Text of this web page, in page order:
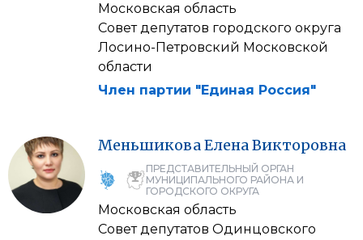
Московская область
Совет депутатов городского округа
Лосино-Петровский Московской
области
Член партии "Единая Россия"
МеньшиковаЕленаВикторовна
ПРЕДСТАВИТЕЛЬНЫЙ ОРГАН
МУНИЦИПАЛЬНОГО РАЙОНА И
ГОРОДСКОГО ОКРУГА
Московская область
Совет депутатов Одинцовского